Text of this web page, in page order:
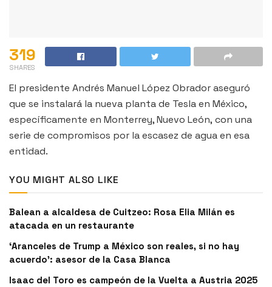
319
SHARES
El presidente Andrés Manuel López Obrador aseguró
que se instalará la nueva planta de Tesla en México,
específicamente en Monterrey, Nuevo León, con una
serie de compromisos por la escasez de agua en esa
entidad.
YOU MIGHT ALSO LIKE
Balean a alcaldesa de Cuitzeo: Rosa Elia Milán es
atacada en un restaurante
‘Aranceles de Trump a México son reales, si no hay
acuerdo’: asesor de la Casa Blanca
Isaac del Toro es campeón de la Vuelta a Austria 2025